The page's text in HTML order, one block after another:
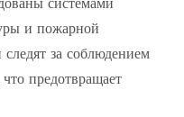
и пожарной
за соблюдением
предотвращает